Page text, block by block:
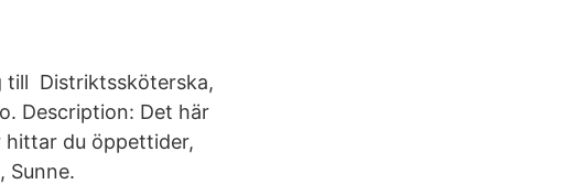
till Distriktssköterska,
Description: Det här
du öppettider,
Sunne.